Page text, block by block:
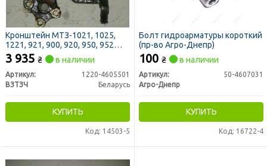
Кронштейн МТЗ-1021, 1025,
1221, 921, 900, 920, 950, 952
правый ((тяги 1220-4605530-
01,с гидроподьемником) (пр-
во ВЗТЗЧ)
3 935 ₴ в наличии
Артикул:
1220-4605501
ВЗТЗЧ
Беларусь
КУПИТЬ
Код: 14503-5
Болт гидроарматуры короткий
(пр-во Агро-Днепр)
100 ₴ в наличии
Артикул:
50-4607031
Агро-Днепр
КУПИТЬ
Код: 16722-4